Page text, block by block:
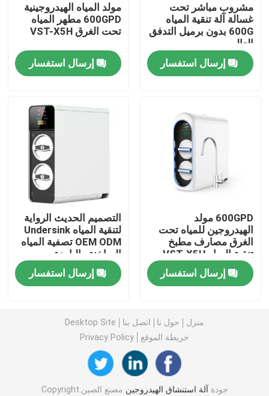
أخبار
حالات
آلة استنشاق الهيدروجين
آلة الماء الغني بالهيدروجين
مبرد مياه
تنقية المياه
زجاجة الهيدروجين
مُستجيب اختبار الهيدروجين
مشروب مباشر تحت
غسالة آلة تنقية المياه
600G بدون برميل التدفق
العالي
إرسال استفسار
مولد المياه الهيدروجينية
600GPD مطهر المياه
تحت الغرق VST-X5H
إرسال استفسار
600GPD مولد
الهيدروجين للمياه تحت
الغرق مصارف مطبخ
تنقية المياه VST-X5H
إرسال استفسار
التصميم الحديث الرواية
لتنقية المياه Undersink
OEM ODM تصفية المياه
الساخنة والباردة
إرسال استفسار
منزل حول نا اتصل بنا
Desktop Site
خريطة الموقع
Privacy Policy
جودة آلة استنشاق الهيدروجين مصنع الصين.Copyright